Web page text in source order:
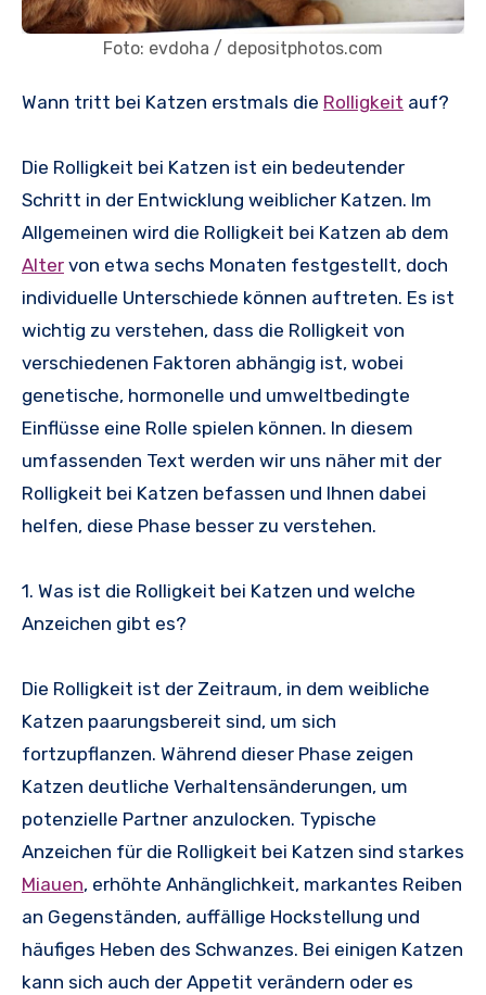
Foto: evdoha / depositphotos.com
Wann tritt bei Katzen erstmals die Rolligkeit auf?
Die Rolligkeit bei Katzen ist ein bedeutender
Schritt in der Entwicklung weiblicher Katzen. Im
Allgemeinen wird die Rolligkeit bei Katzen ab dem
Alter von etwa sechs Monaten festgestellt, doch
individuelle Unterschiede können auftreten. Es ist
wichtig zu verstehen, dass die Rolligkeit von
verschiedenen Faktoren abhängig ist, wobei
genetische, hormonelle und umweltbedingte
Einflüsse eine Rolle spielen können. In diesem
umfassenden Text werden wir uns näher mit der
Rolligkeit bei Katzen befassen und Ihnen dabei
helfen, diese Phase besser zu verstehen.
1. Was ist die Rolligkeit bei Katzen und welche
Anzeichen gibt es?
Die Rolligkeit ist der Zeitraum, in dem weibliche
Katzen paarungsbereit sind, um sich
fortzupflanzen. Während dieser Phase zeigen
Katzen deutliche Verhaltensänderungen, um
potenzielle Partner anzulocken. Typische
Anzeichen für die Rolligkeit bei Katzen sind starkes
Miauen, erhöhte Anhänglichkeit, markantes Reiben
an Gegenständen, auffällige Hockstellung und
häufiges Heben des Schwanzes. Bei einigen Katzen
kann sich auch der Appetit verändern oder es